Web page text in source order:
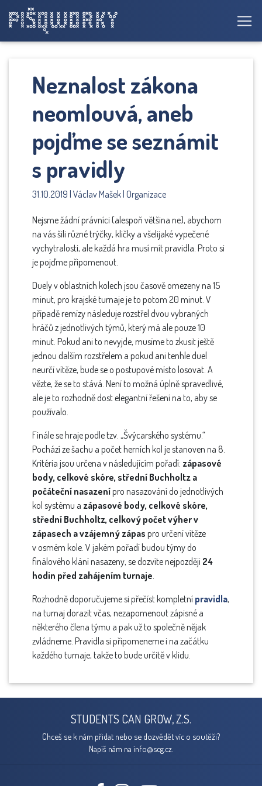
Neznalost zákona
neomlouvá, aneb
pojďme se seznámit
s pravidly
31.10.2019 | Václav Mašek | Organizace
Nejsme žádní právníci (alespoň většina ne), abychom
na vás šili různé trýčky, kličky a všelijaké vypečené
vychytralosti, ale každá hra musí mít pravidla. Proto si
je pojďme připomenout.
Duely v oblastních kolech jsou časově omezeny na 15
minut, pro krajské turnaje je to potom 20 minut. V
případě remízy následuje rozstřel dvou vybraných
hráčů z jednotlivých týmů, který má ale pouze 10
minut. Pokud ani to nevyjde, musíme to zkusit ještě
jednou dalším rozstřelem a pokud ani tenhle duel
neurčí vítěze, bude se o postupové místo losovat. A
vězte, že se to stává. Není to možná úplně spravedlivé,
ale je to rozhodně dost elegantní řešení na to, aby se
používalo.
Finále se hraje podle tzv. „Švýcarského systému.“
Pochází ze šachu a počet herních kol je stanoven na 8.
Kritéria jsou určena v následujícím pořadí: zápasové
body, celkové skóre, střední Buchholtz a
počáteční nasazenípro nasazování do jednotlivých
kol systému a zápasové body, celkové skóre,
střední Buchholtz, celkový počet výher v
zápasech a vzájemný zápas pro určení vítěze
v osmém kole. V jakém pořadí budou týmy do
finálového klání nasazeny, se dozvíte nejpozději 24
hodin před zahájením turnaje.
Rozhodně doporučujeme si přečíst kompletní pravidla,
na turnaj dorazit včas, nezapomenout zápisné a
některého člena týmu a pak už to společně nějak
zvládneme. Pravidla si připomeneme i na začátku
každého turnaje, takže to bude určitě v klidu.
STUDENTS CAN GROW, Z.S.
Chceš se k nám přidat nebo se dozvědět víc o soutěži?
Napiš nám na info@scg.cz.